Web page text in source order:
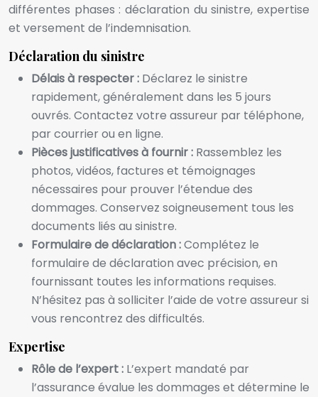
différentes phases : déclaration du sinistre, expertise
et versement de l’indemnisation.
Déclaration du sinistre
Délais à respecter : Déclarez le sinistre
rapidement, généralement dans les 5 jours
ouvrés. Contactez votre assureur par téléphone,
par courrier ou en ligne.
Pièces justificatives à fournir : Rassemblez les
photos, vidéos, factures et témoignages
nécessaires pour prouver l’étendue des
dommages. Conservez soigneusement tous les
documents liés au sinistre.
Formulaire de déclaration :Complétez le
formulaire de déclaration avec précision, en
fournissant toutes les informations requises.
N’hésitez pas à solliciter l’aide de votre assureur si
vous rencontrez des difficultés.
Expertise
Rôle de l’expert : L’expert mandaté par
l’assurance évalue les dommages et détermine le